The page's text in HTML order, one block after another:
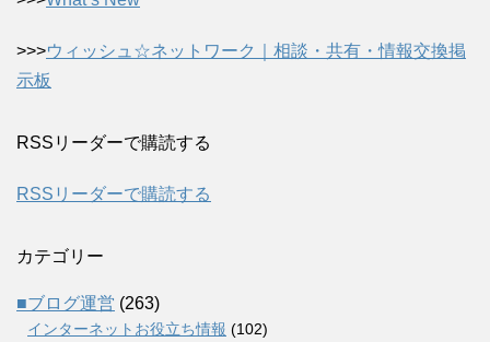
>>>ウィッシュ☆ネットワーク｜相談・共有・情報交換掲
示板
RSSリーダーで購読する
RSSリーダーで購読する
カテゴリー
■ブログ運営 (263)
インターネットお役立ち情報 (102)